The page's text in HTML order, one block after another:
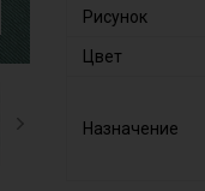
Рисунок
Цвет
Назначение